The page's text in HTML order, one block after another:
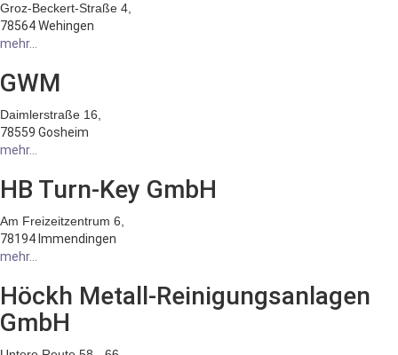
Groz-Beckert-Straße 4,
78564 Wehingen
mehr...
GWM
Daimlerstraße 16,
78559 Gosheim
mehr...
HB Turn-Key GmbH
Am Freizeitzentrum 6,
78194 Immendingen
mehr...
Höckh Metall-Reinigungsanlagen
GmbH